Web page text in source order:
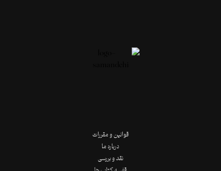
قوانین و مقررات
درباره ما
نقد و بررسی